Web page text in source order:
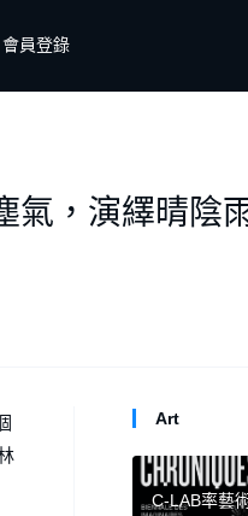
會員登錄
氣，演繹晴陰
Art
C-LAB率藝